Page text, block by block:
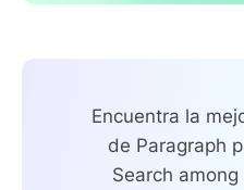
Encuentra la
de Paragraph
Search among